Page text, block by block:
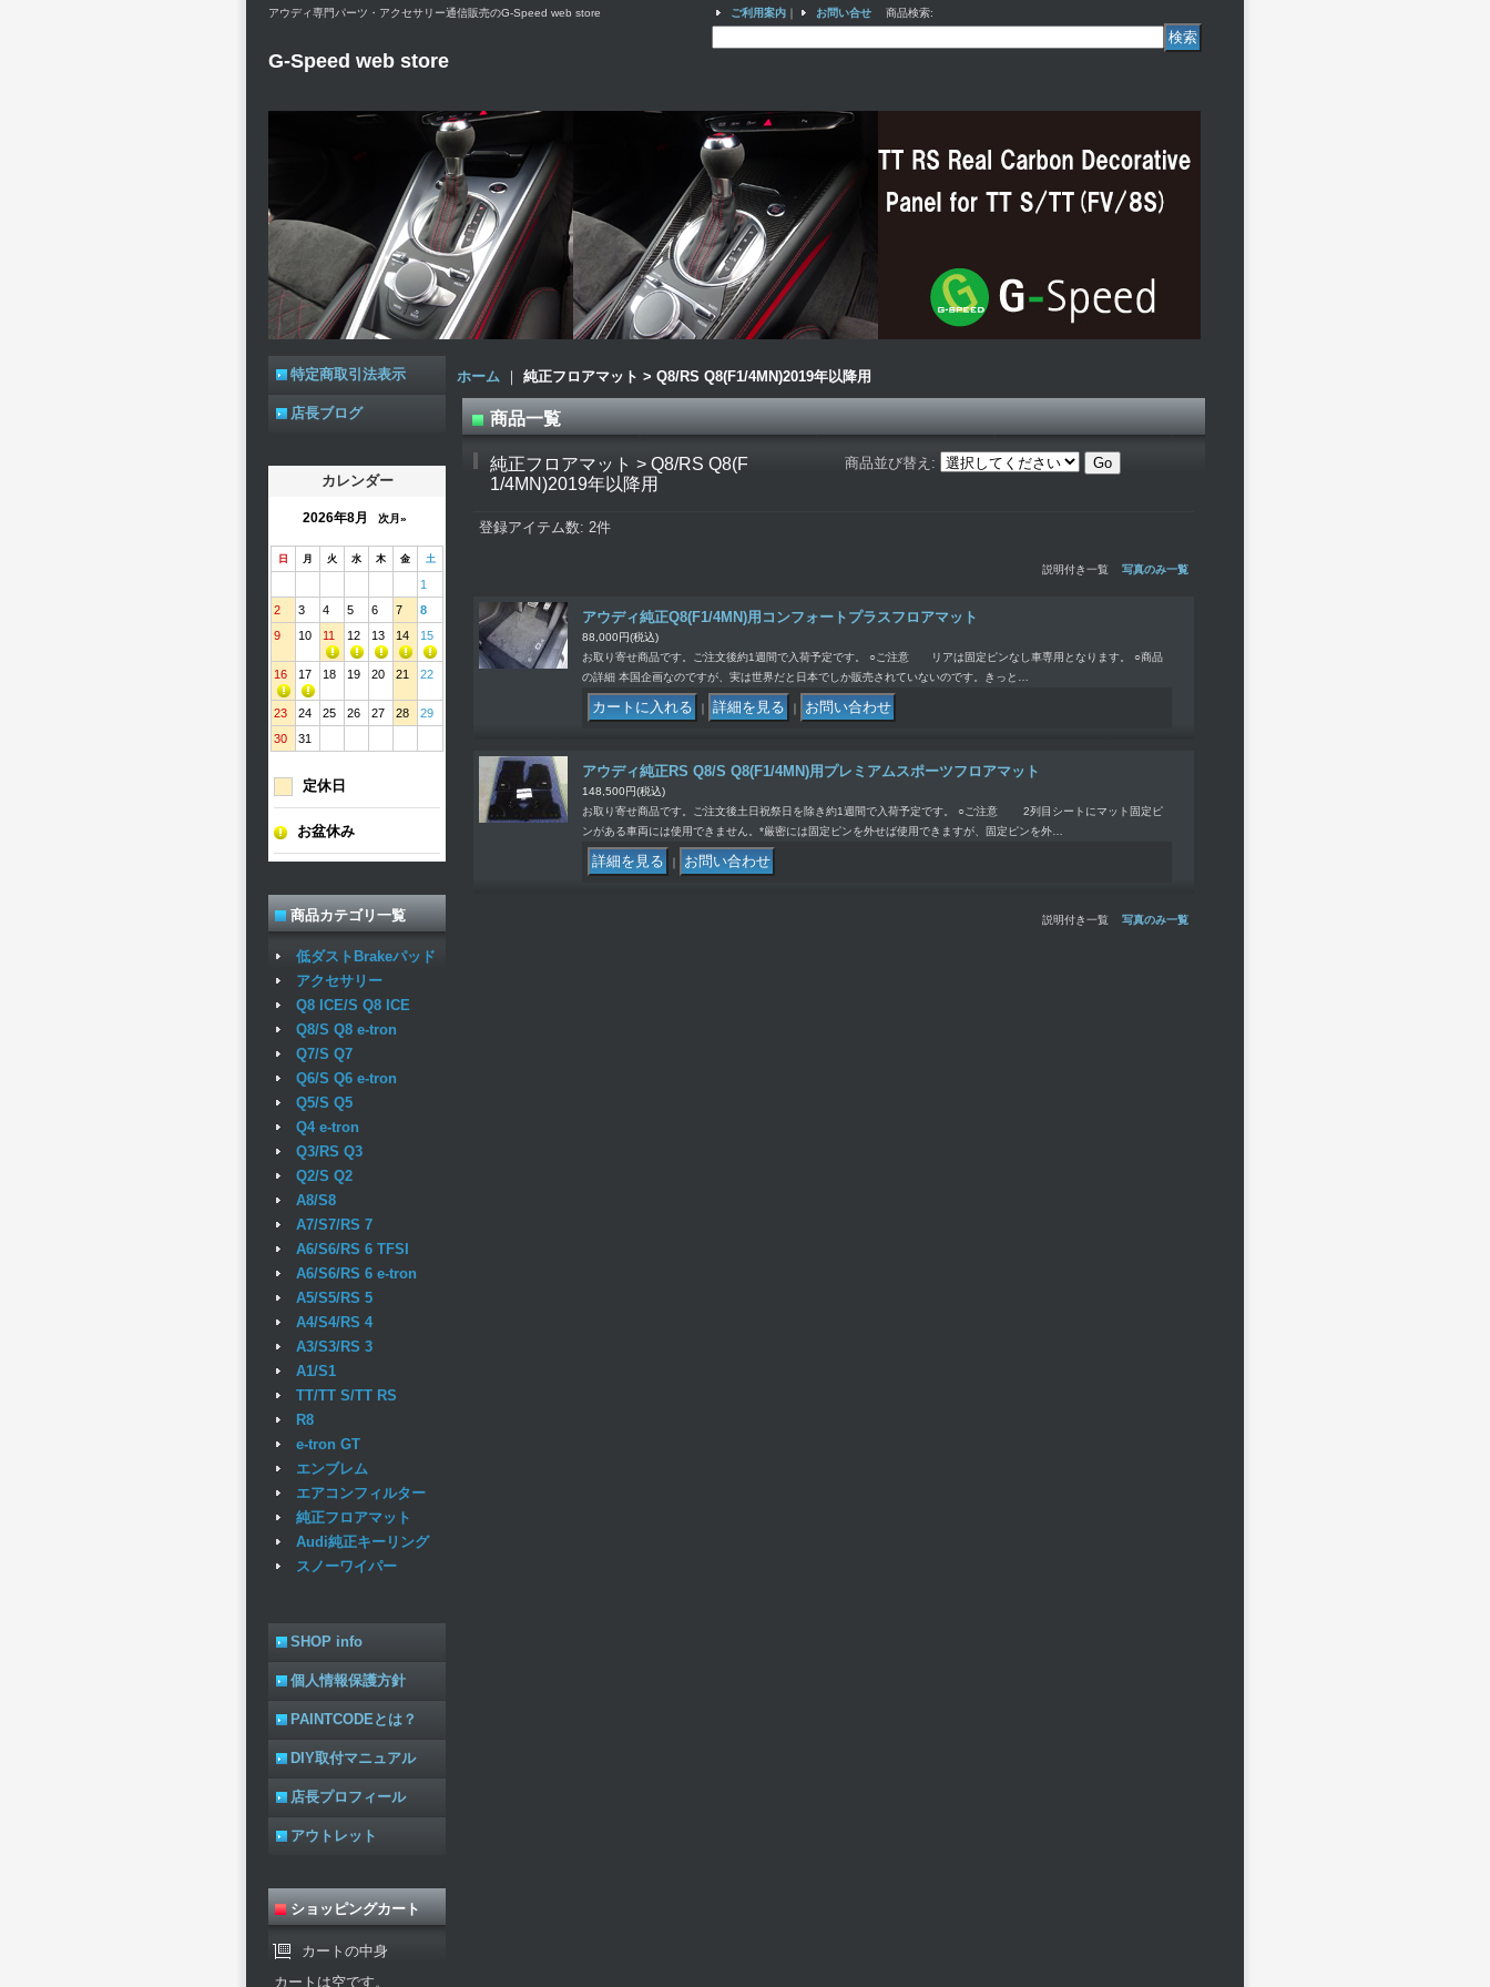
アウディ専門パーツ・アクセサリー通信販売のG-Speed web store
G-Speed web store
ご利用案内 ｜ お問い合せ 商品検索:
特定商取引法表示
店長ブログ
カレンダー
2026年8月 次月»
日 月 火 水 木 金 土
1
2
3 4 5 6 7
8
9
10 11 12 13 14 15
16 17 18 19 20 21 22
23 24 25 26 27 28
29
30
31
定休日
お盆休み
商品カテゴリ一覧
低ダストBrakeパッド
アクセサリー
Q8 ICE/S Q8 ICE
Q8/S Q8 e-tron
Q7/S Q7
Q6/S Q6 e-tron
Q5/S Q5
Q4 e-tron
Q3/RS Q3
Q2/S Q2
A8/S8
A7/S7/RS 7
A6/S6/RS 6 TFSI
A6/S6/RS 6 e-tron
A5/S5/RS 5
A4/S4/RS 4
A3/S3/RS 3
A1/S1
TT/TT S/TT RS
R8
e-tron GT
エンブレム
エアコンフィルター
純正フロアマット
Audi純正キーリング
スノーワイパー
SHOP info
個人情報保護方針
PAINTCODEとは？
DIY取付マニュアル
店長プロフィール
アウトレット
ショッピングカート
カートの中身
カートは空です。
ホーム ｜ 純正フロアマット > Q8/RS Q8(F1/4MN)2019年以降用
商品一覧
純正フロアマット > Q8/RS Q8(F
1/4MN)2019年以降用
商品並び替え :
登録アイテム数: 2件
説明付き一覧 写真のみ一覧
アウディ純正Q8(F1/4MN)用コンフォートプラスフロアマット
88,000円(税込)
お取り寄せ商品です。ご注文後約1週間で入荷予定です。 ○ご注意 リアは固定ピンなし車専用となります。 ○商品
の詳細 本国企画なのですが、実は世界だと日本でしか販売されていないのです。きっと…
｜ ｜
アウディ純正RS Q8/S Q8(F1/4MN)用プレミアムスポーツフロアマット
148,500円(税込)
お取り寄せ商品です。ご注文後土日祝祭日を除き約1週間で入荷予定です。 ○ご注意 2列目シートにマット固定ピ
ンがある車両には使用できません。*厳密には固定ピンを外せば使用できますが、固定ピンを外…
｜
説明付き一覧 写真のみ一覧